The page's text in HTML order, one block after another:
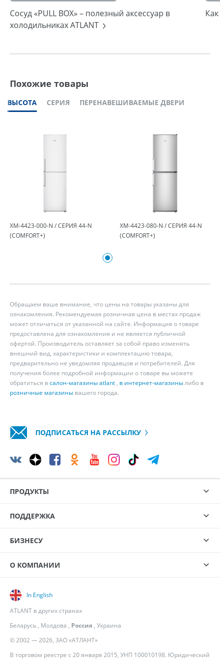
Сосуд «PULL BOX» – полезный аксессуар в
холодильниках ATLANT
Похожие товары
ВЫСОТА СЕРИЯ ПЕРЕНАВЕШИВАЕМЫЕ ДВЕРИ
ХМ-4423-000-N / СЕРИЯ 44-N
(COMFORT+)
ХМ-4423-080-N / СЕРИЯ 44-N
(COMFORT+)
Обращаем ваше внимание, что цены на товары указаны для
ознакомления. Рекомендуемая розничная цена в местах продаж
может отличаться от указанной на сайте. Информация о товаре
предоставлена для ознакомления и не является публичной
офертой. Производитель оставляет за собой право изменять
внешний вид, характеристики и комплектацию товара,
предварительно не уведомляя продавцов и потребителей. Для
получения более подробной информации о товаре вы можете
обратиться всалон-магазины atlant , в интернет-магазинылибо в
розничные магазины вашего города.
ПОДПИСАТЬСЯ НА РАССЫЛКУ
ПРОДУКТЫ
ПОДДЕРЖКА
БИЗНЕСУ
О КОМПАНИИ
© 2002 — 2026, ЗАО «АТЛАНТ»
В торговом реестре с 20 января 2015, УНП 100010198. Юридический
In English
ATLANT в других странах
Беларусь , Молдова , Россия , Украина